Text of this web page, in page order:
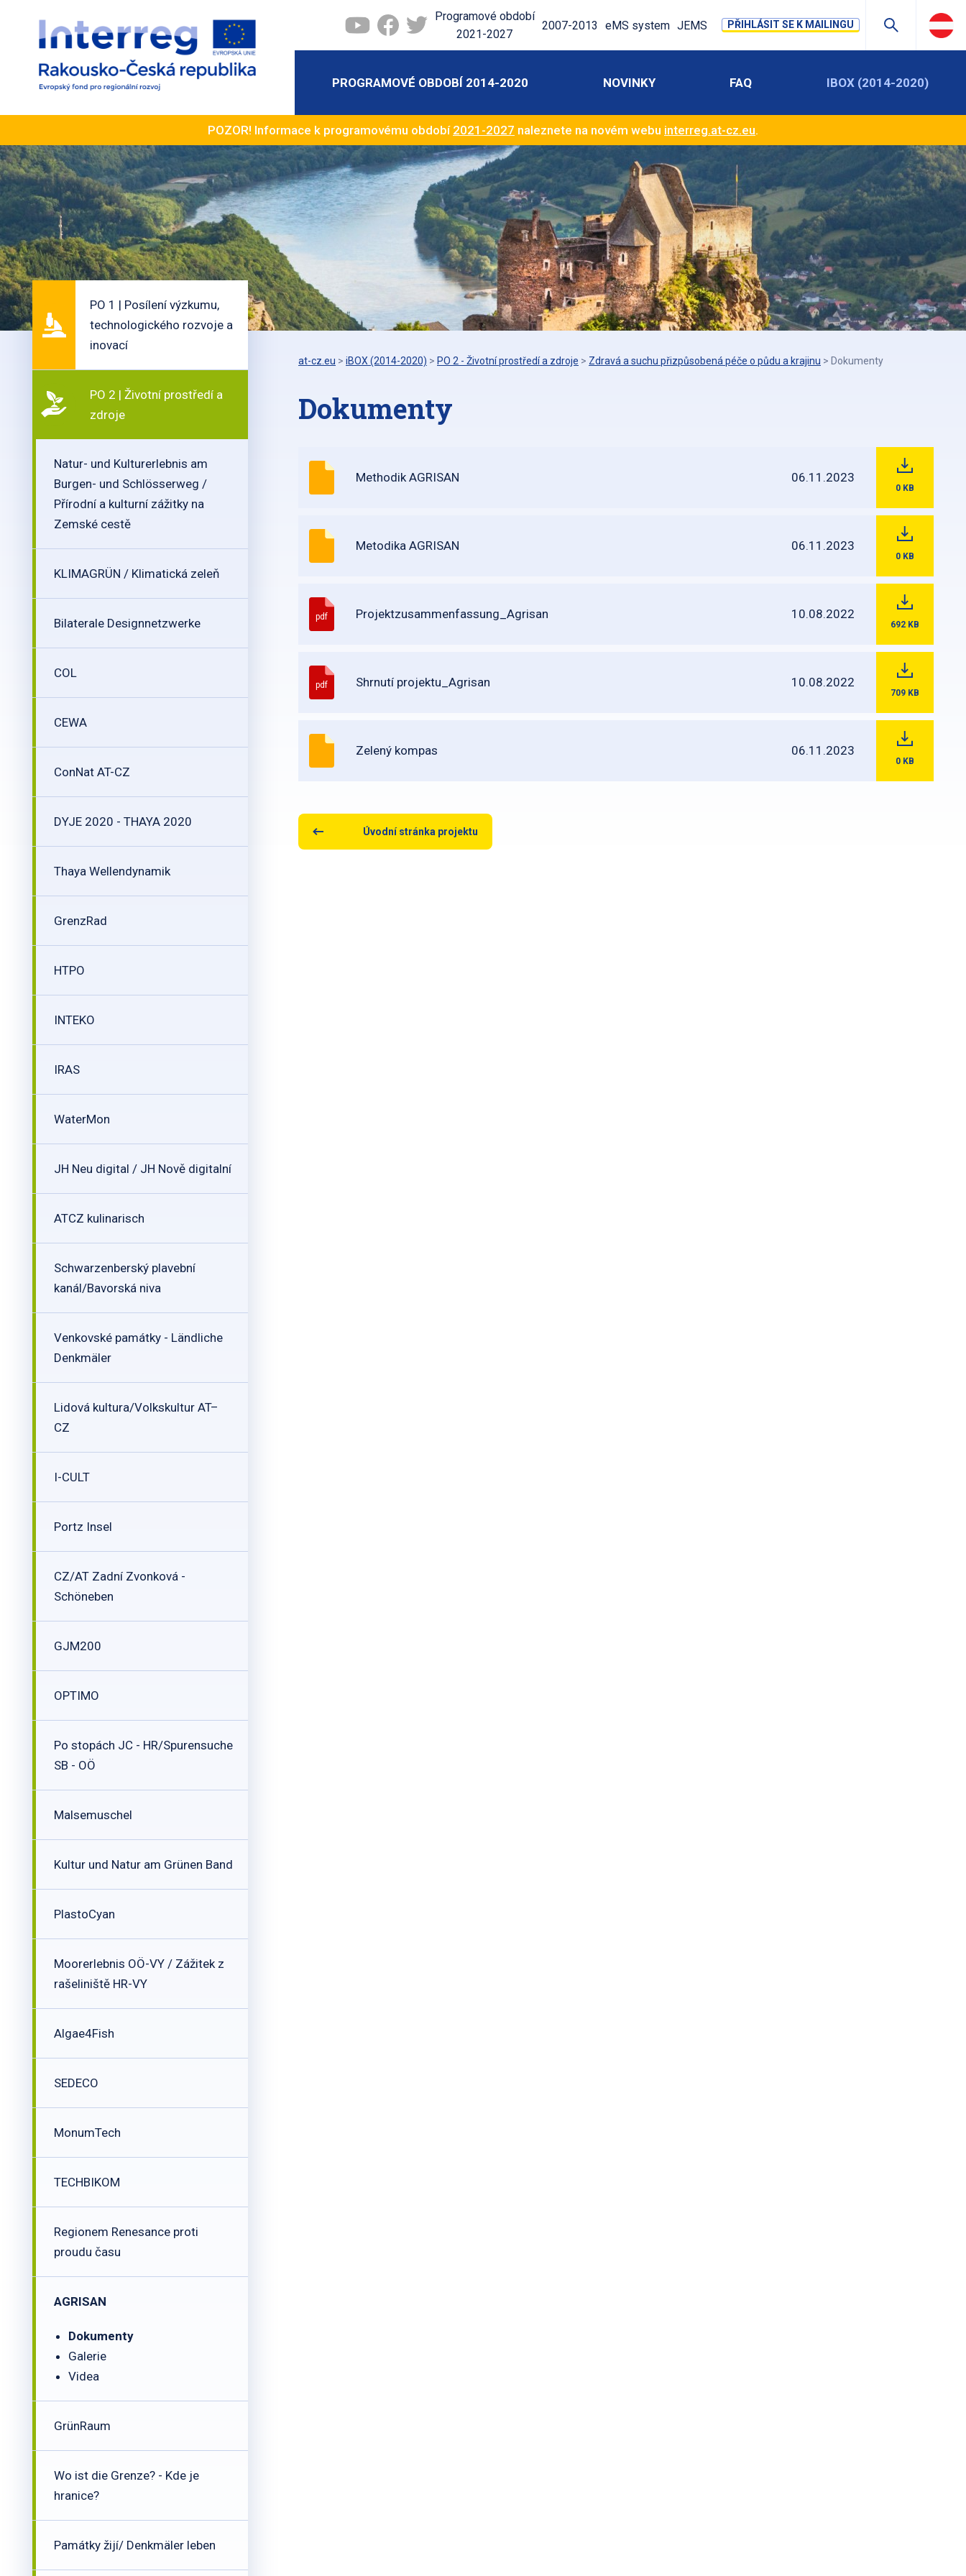
Programové období
2021-2027
2007-2013 eMS system JEMS PŘIHLÁSIT SE K MAILINGU
PROGRAMOVÉ OBDOBÍ 2014-2020 NOVINKY FAQ IBOX (2014-2020)
POZOR! Informace k programovému období 2021-2027 naleznete na novém webu interreg.at-cz.eu.
PO 1 | Posílení výzkumu,
technologického rozvoje a
inovací
PO 2 | Životní prostředí a
zdroje
Natur- und Kulturerlebnis am
Burgen- und Schlösserweg /
Přírodní a kulturní zážitky na
Zemské cestě
KLIMAGRÜN / Klimatická zeleň
Bilaterale Designnetzwerke
COL
CEWA
ConNat AT-CZ
DYJE 2020 - THAYA 2020
Thaya Wellendynamik
GrenzRad
HTPO
INTEKO
IRAS
WaterMon
JH Neu digital / JH Nově digitalní
ATCZ kulinarisch
Schwarzenberský plavební
kanál/Bavorská niva
Venkovské památky - Ländliche
Denkmäler
Lidová kultura/Volkskultur AT–
CZ
I-CULT
Portz Insel
CZ/AT Zadní Zvonková -
Schöneben
GJM200
OPTIMO
Po stopách JC - HR/Spurensuche
SB - OÖ
Malsemuschel
Kultur und Natur am Grünen Band
PlastoCyan
Moorerlebnis OÖ-VY / Zážitek z
rašeliniště HR-VY
Algae4Fish
SEDECO
MonumTech
TECHBIKOM
Regionem Renesance proti
proudu času
AGRISAN
Dokumenty
Galerie
Videa
GrünRaum
Wo ist die Grenze? - Kde je
hranice?
Památky žijí/ Denkmäler leben
at-cz.eu > iBOX (2014-2020) > PO 2 - Životní prostředí a zdroje > Zdravá a suchu přizpůsobená péče o půdu a krajinu > Dokumenty
Dokumenty
Methodik AGRISAN 06.11.2023
0 KB
Metodika AGRISAN 06.11.2023
0 KB
pdf Projektzusammenfassung_Agrisan 10.08.2022
692 KB
pdf Shrnutí projektu_Agrisan 10.08.2022
709 KB
Zelený kompas 06.11.2023
0 KB
Úvodní stránka projektu